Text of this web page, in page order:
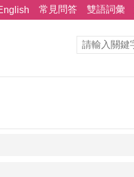
常見問答 雙語詞彙